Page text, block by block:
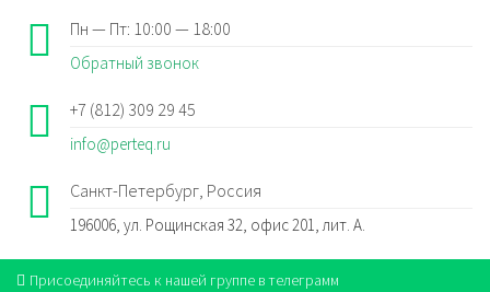
Пн — Пт: 10:00 — 18:00
Обратный звонок
+7 (812) 309 29 45
info@perteq.ru
Санкт-Петербург, Россия
196006, ул. Рощинская 32, офис 201, лит. А.
Присоединяйтесь к нашей группе в телеграмм